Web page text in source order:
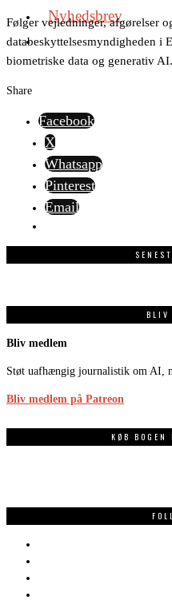
Nyhedsbrev
Følger vejledninger, afgørelser
databeskyttelsesmyndigheden i
biometriske data og generativ AI.
Share
Facebook
X
Whatsapp
Pinterest
Email
BLIV
Bliv medlem
Støt uafhængig journalistik om AI,
Bliv medlem på Patreon
KØB BOGEN